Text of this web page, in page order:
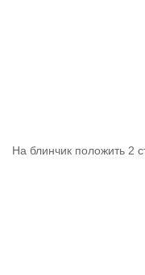
На блинчик положить 2